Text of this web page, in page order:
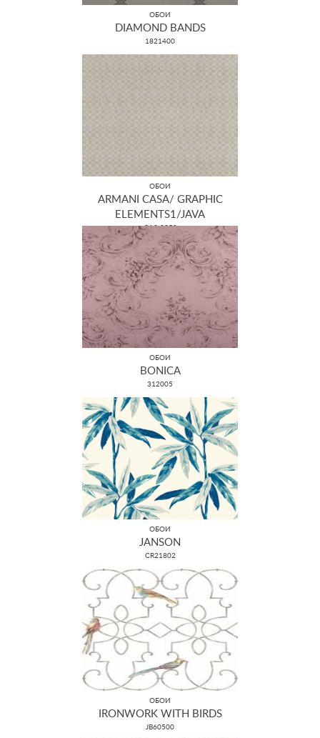
ОБОИ
DIAMOND BANDS
1821400
ОБОИ
ARMANI CASA/ GRAPHIC
ELEMENTS1/JAVA
GA3 9352
ОБОИ
BONICA
312005
ОБОИ
JANSON
CR21802
ОБОИ
IRONWORK WITH BIRDS
JB60500